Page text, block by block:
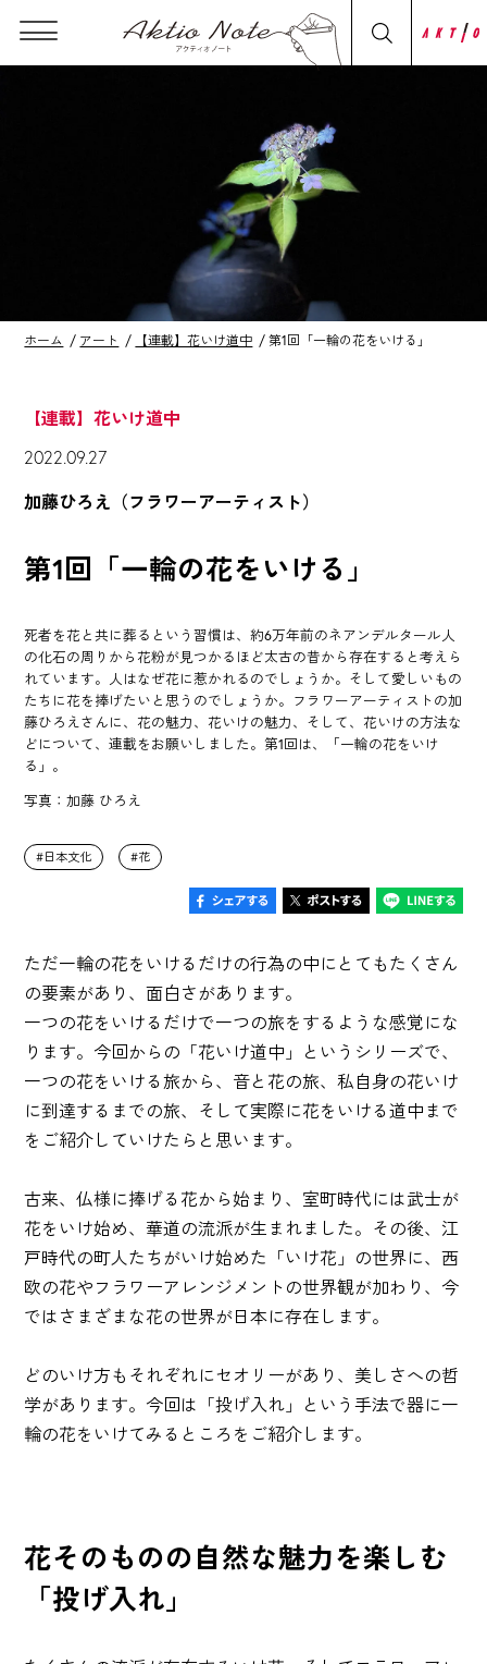
ホーム アート 【連載】花いけ道中 第1回「一輪の花をいける」
【連載】花いけ道中
2022.09.27
加藤ひろえ（フラワーアーティスト）
第1回「一輪の花をいける」
死者を花と共に葬るという習慣は、約6万年前のネアンデルタール人
の化石の周りから花粉が見つかるほど太古の昔から存在すると考えら
れています。人はなぜ花に惹かれるのでしょうか。そして愛しいもの
たちに花を捧げたいと思うのでしょうか。フラワーアーティストの加
藤ひろえさんに、花の魅力、花いけの魅力、そして、花いけの方法な
どについて、連載をお願いしました。第1回は、「一輪の花をいけ
る」。
写真：加藤 ひろえ
日本文化 花
ただ一輪の花をいけるだけの行為の中にとてもたくさん
の要素があり、面白さがあります。
一つの花をいけるだけで一つの旅をするような感覚にな
ります。今回からの「花いけ道中」というシリーズで、
一つの花をいける旅から、音と花の旅、私自身の花いけ
に到達するまでの旅、そして実際に花をいける道中まで
をご紹介していけたらと思います。
古来、仏様に捧げる花から始まり、室町時代には武士が
花をいけ始め、華道の流派が生まれました。その後、江
戸時代の町人たちがいけ始めた「いけ花」の世界に、西
欧の花やフラワーアレンジメントの世界観が加わり、今
ではさまざまな花の世界が日本に存在します。
どのいけ方もそれぞれにセオリーがあり、美しさへの哲
学があります。今回は「投げ入れ」という手法で器に一
輪の花をいけてみるところをご紹介します。
花そのものの自然な魅力を楽しむ
「投げ入れ」